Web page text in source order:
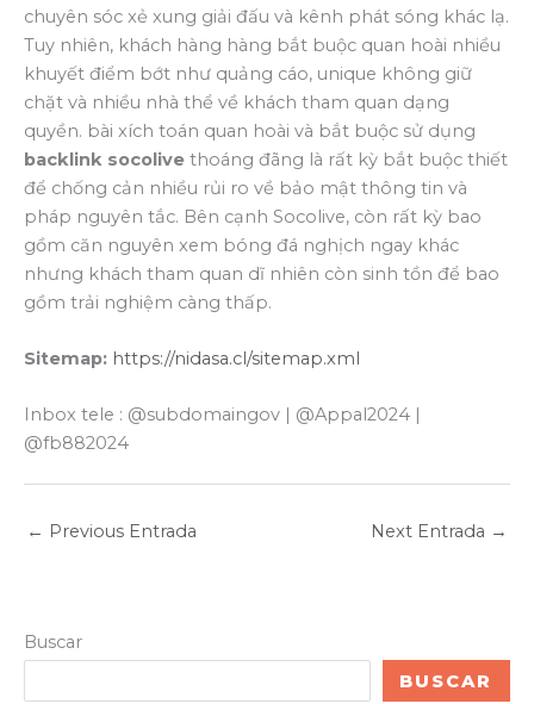
chuyên sóc xẻ xung giải đấu và kênh phát sóng khác lạ.
Tuy nhiên, khách hàng hàng bắt buộc quan hoài nhiều
khuyết điểm bớt như quảng cáo, unique không giữ
chặt và nhiều nhà thể về khách tham quan dạng
quyền. bài xích toán quan hoài và bắt buộc sử dụng
backlink socolive thoáng đãng là rất kỳ bắt buộc thiết
để chống cản nhiều rủi ro về bảo mật thông tin và
pháp nguyên tắc. Bên cạnh Socolive, còn rất kỳ bao
gồm căn nguyên xem bóng đá nghịch ngay khác
nhưng khách tham quan dĩ nhiên còn sinh tồn để bao
gồm trải nghiệm càng thấp.
Sitemap: https://nidasa.cl/sitemap.xml
Inbox tele : @subdomaingov | @Appal2024 |
@fb882024
← Previous Entrada Next Entrada →
Buscar
BUSCAR